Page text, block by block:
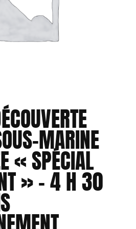
MARINE
« SPÉCIAL
» – 4 H 30